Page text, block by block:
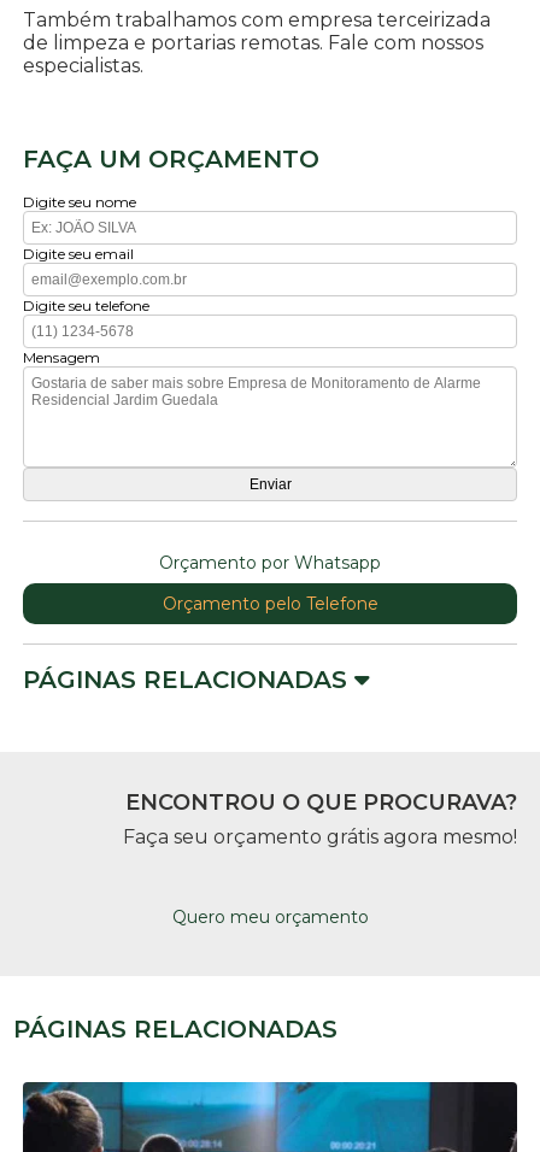
Também trabalhamos com empresa terceirizada
de limpeza e portarias remotas. Fale com nossos
especialistas.
FAÇA UM ORÇAMENTO
Digite seu nome
Digite seu email
Digite seu telefone
Mensagem
Orçamento por Whatsapp
Orçamento pelo Telefone
PÁGINAS RELACIONADAS
ENCONTROU O QUE PROCURAVA?
Faça seu orçamento grátis agora mesmo!
Quero meu orçamento
PÁGINAS RELACIONADAS